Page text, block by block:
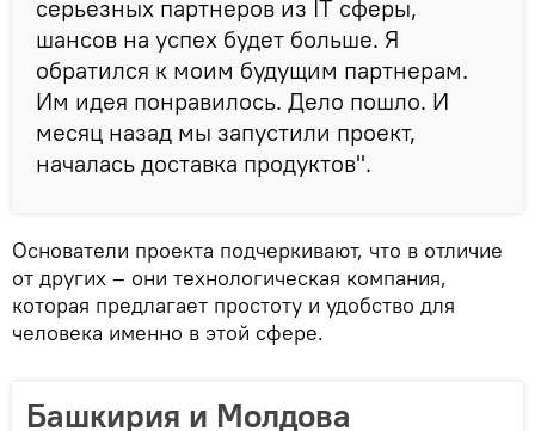
серьезных партнеров из IT сферы,
шансов на успех будет больше. Я
обратился к моим будущим партнерам.
Им идея понравилось. Дело пошло. И
месяц назад мы запустили проект,
началась доставка продуктов".
Основатели проекта подчеркивают, что в отличие
от других – они технологическая компания,
которая предлагает простоту и удобство для
человека именно в этой сфере.
Башкирия и Молдова